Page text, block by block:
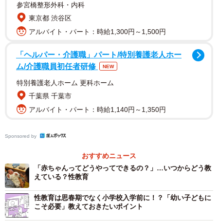
年代が上がるとともに少なくなり、40代では12.9％となり
ました。
すか」と尋ねたところ、10代の24.8％が「受けたかった」
と答えた一方、40代では16.6％とこちらも年代が上がると
ともに少なくなっています。
また、「生殖や性に関する教育を受けたかった年齢（理
代が「15.1歳」、40代が「15.2歳」でした。
一方、「実際に知識を得た年齢（現実）」の平均年齢は、
10代が「13.8歳」、20代が「15.0歳」、30代が「15.2
歳」、40代「15.5歳」となり、年代が上がるほど遅いこと
がわかりました。
参宮橋整形外科・内科
東京都 渋谷区
アルバイト・パート：時給1,300円～1,500円
「ヘルパー・介護職」パート/特別養護老人ホー
ム/介護職員初任者研修
NEW
特別養護老人ホーム 更科ホーム
千葉県 千葉市
アルバイト・パート：時給1,140円～1,350円
Sponsored by
おすすめニュース
「赤ちゃんってどうやってできるの？」…いつからどう教
えている？性教育
性教育は思春期でなく小学校入学前に！？「幼い子どもに
こそ必要」教えておきたいポイント